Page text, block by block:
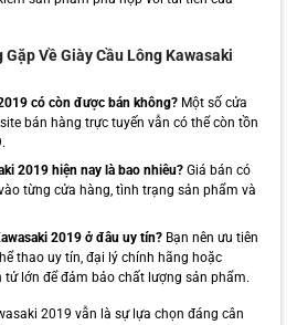
Về Giày Cầu Lông Kawasaki
có còn được bán không?Một số cửa
bán hàng trực tuyến vẫn có thể còn tồn
2019 hiện nay là bao nhiêu?Giá bán có
từng cửa hàng, tình trạng sản phẩm và
2019 ở đâu uy tín?Bạn nên ưu tiên
thao uy tín, đại lý chính hãng hoặc
tử lớn để đảm bảo chất lượng sản phẩm.
2019 vẫn là sự lựa chọn đáng cân